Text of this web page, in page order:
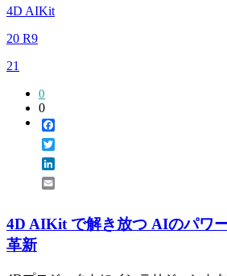
4D AIKit
20 R9
21
0
0
4D AIKit で解き放つ AIのパワ
革新